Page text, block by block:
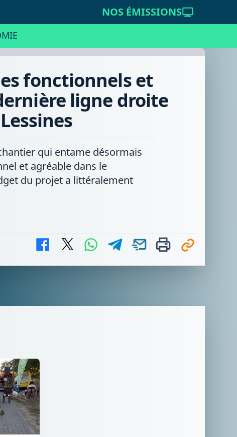
NOS ÉMISSIONS
fonctionnels et
ligne droite
qui entame désormais
et agréable dans le
du projet a littéralement